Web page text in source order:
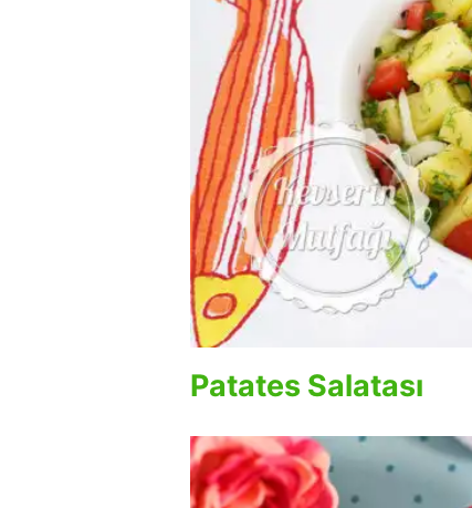
Patates Salatası